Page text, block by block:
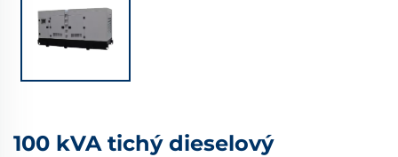
100 kVA tichý dieselový